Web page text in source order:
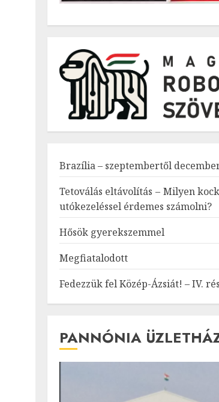
Brazília – szeptembertől
Tetoválás eltávolítás – Milyen
utókezeléssel érdemes számolni?
Hősök gyerekszemmel
Megfiatalodott
Fedezzük fel Közép-Ázsiát! – IV.
PANNÓNIA